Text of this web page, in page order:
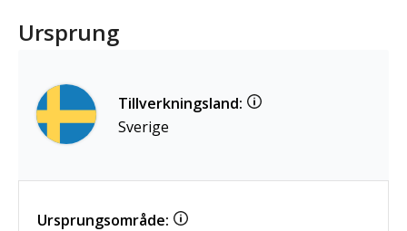
Ursprung
Tillverkningsland:
Sverige
Ursprungsområde: